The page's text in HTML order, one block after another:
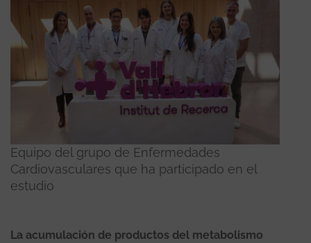
Equipo del grupo de Enfermedades
Cardiovasculares que ha participado en el
estudio
La acumulación de productos del metabolismo